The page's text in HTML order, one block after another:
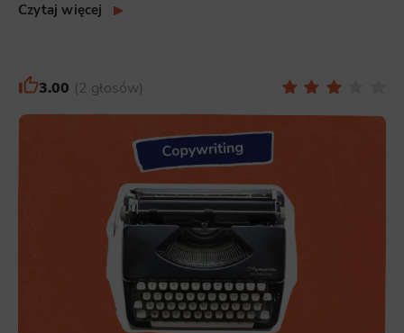
Czytaj więcej
3.00 2 głosów